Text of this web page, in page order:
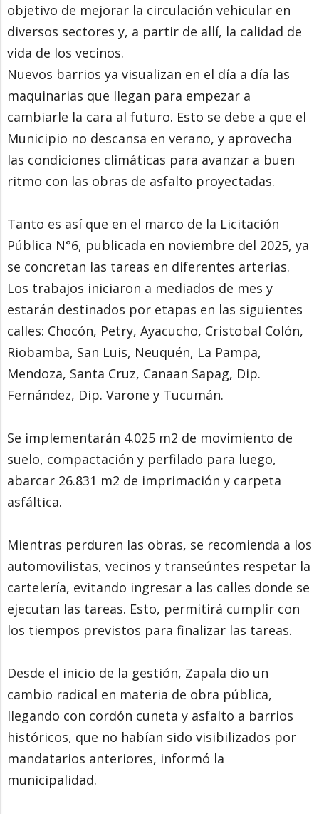
objetivo de mejorar la circulación vehicular en
diversos sectores y, a partir de allí, la calidad de
vida de los vecinos.
Nuevos barrios ya visualizan en el día a día las
maquinarias que llegan para empezar a
cambiarle la cara al futuro. Esto se debe a que el
Municipio no descansa en verano, y aprovecha
las condiciones climáticas para avanzar a buen
ritmo con las obras de asfalto proyectadas.
Tanto es así que en el marco de la Licitación
Pública N°6, publicada en noviembre del 2025, ya
se concretan las tareas en diferentes arterias.
Los trabajos iniciaron a mediados de mes y
estarán destinados por etapas en las siguientes
calles: Chocón, Petry, Ayacucho, Cristobal Colón,
Riobamba, San Luis, Neuquén, La Pampa,
Mendoza, Santa Cruz, Canaan Sapag, Dip.
Fernández, Dip. Varone y Tucumán.
Se implementarán 4.025 m2 de movimiento de
suelo, compactación y perfilado para luego,
abarcar 26.831 m2 de imprimación y carpeta
asfáltica.
Mientras perduren las obras, se recomienda a los
automovilistas, vecinos y transeúntes respetar la
cartelería, evitando ingresar a las calles donde se
ejecutan las tareas. Esto, permitirá cumplir con
los tiempos previstos para finalizar las tareas.
Desde el inicio de la gestión, Zapala dio un
cambio radical en materia de obra pública,
llegando con cordón cuneta y asfalto a barrios
históricos, que no habían sido visibilizados por
mandatarios anteriores, informó la
municipalidad.